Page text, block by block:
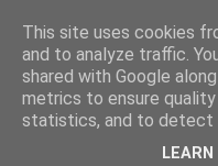
This site uses cookies
and to analyze traffic.
shared with Google
metrics to ensure
statistics, and to detect